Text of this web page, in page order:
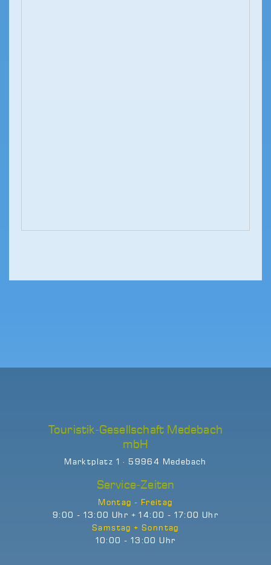
Touristik-Gesellschaft Medebach
mbH
Marktplatz 1 · 59964 Medebach
Service-Zeiten
Montag - Freitag
9:00 - 13:00 Uhr + 14:00 - 17:00 Uhr
Samstag + Sonntag
10:00 - 13:00 Uhr